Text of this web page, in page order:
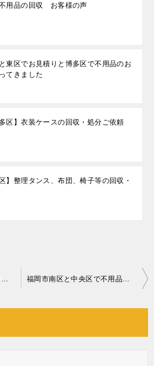
用品の回収 お客様の声
東区でお見積りと博多区で不用品のお
てきました
多区】衣装ケースの回収・処分ご依頼
】整理タンス、布団、椅子等の回収・